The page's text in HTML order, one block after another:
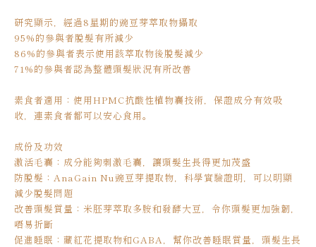
研究顯示，經過8星期的豌豆芽萃取物攝取
95%的參與者脫髮有所減少
86%的參與者表示使用該萃取物後脫髮減少
71%的參與者認為整體頭髮狀況有所改善
素食者適用：使用HPMC抗酸性植物囊技術，保證成分有效吸
收，連素食者都可以安心食用。
成份及功效
激活毛囊：成分能夠刺激毛囊，讓頭髮生長得更加茂盛
防脫髮：AnaGain Nu豌豆芽提取物，科學實驗證明，可以明顯
減少脫髮問題
改善頭髮質量：米胚芽萃取多胺和發酵大豆，令你頭髮更加強韌，
唔易折斷
促進睡眠：藏紅花提取物和GABA，幫你改善睡眠質量，頭髮生長